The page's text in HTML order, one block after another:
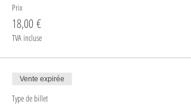
Prix
18,00 €
TVA incluse
Vente expirée
Type de billet